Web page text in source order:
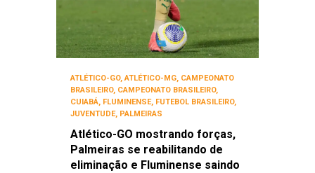
ATLÉTICO-GO,ATLÉTICO-MG, CAMPEONATO
BRASILEIRO, CAMPEONATO BRASILEIRO,
CUIABÁ, FLUMINENSE, FUTEBOL BRASILEIRO,
JUVENTUDE, PALMEIRAS
Atlético-GO mostrando forças,
Palmeiras se reabilitando de
eliminação e Fluminense saindo